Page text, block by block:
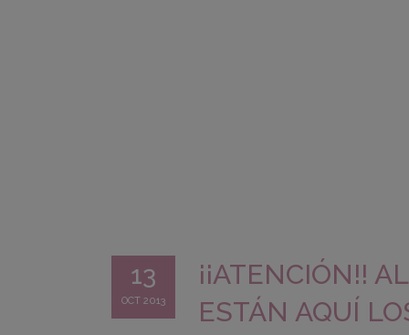
13
OCT 2013
¡¡ATENCIÓN!!
ESTÁN AQUÍ